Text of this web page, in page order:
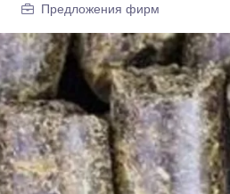
Предложения фирм